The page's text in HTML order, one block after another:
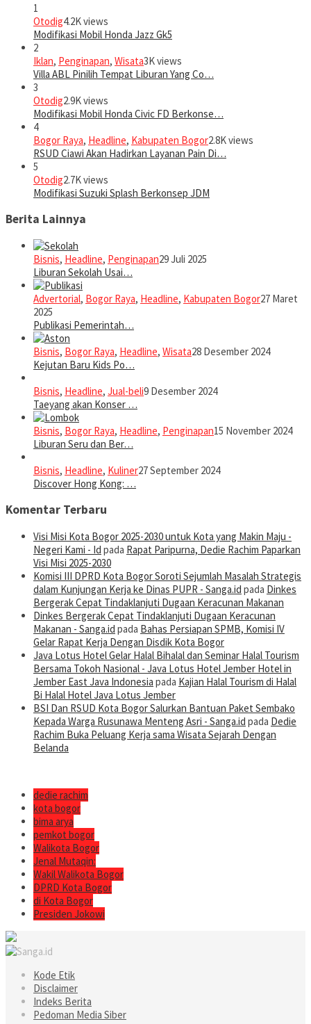
1
Otodig4.2K views
Modifikasi Mobil Honda Jazz Gk5
2
Iklan, Penginapan, Wisata3K views
Villa ABL Pinilih Tempat Liburan Yang Co…
3
Otodig2.9K views
Modifikasi Mobil Honda Civic FD Berkonse…
4
Bogor Raya, Headline, Kabupaten Bogor2.8K views
RSUD Ciawi Akan Hadirkan Layanan Pain Di…
5
Otodig2.7K views
Modifikasi Suzuki Splash Berkonsep JDM
Berita Lainnya
Bisnis, Headline, Penginapan29 Juli 2025
Liburan Sekolah Usai…
Advertorial, Bogor Raya, Headline, Kabupaten Bogor27 Maret
2025
Publikasi Pemerintah…
Bisnis, Bogor Raya, Headline, Wisata28 Desember 2024
Kejutan Baru Kids Po…
Bisnis, Headline, Jual-beli9 Desember 2024
Taeyang akan Konser …
Bisnis, Bogor Raya, Headline, Penginapan15 November 2024
Liburan Seru dan Ber…
Bisnis, Headline, Kuliner27 September 2024
Discover Hong Kong: …
Komentar Terbaru
Visi Misi Kota Bogor 2025-2030 untuk Kota yang Makin Maju -
Negeri Kami - Id pada Rapat Paripurna, Dedie Rachim Paparkan
Visi Misi 2025-2030
Komisi III DPRD Kota Bogor Soroti Sejumlah Masalah Strategis
dalam Kunjungan Kerja ke Dinas PUPR - Sanga.id pada Dinkes
Bergerak Cepat Tindaklanjuti Dugaan Keracunan Makanan
Dinkes Bergerak Cepat Tindaklanjuti Dugaan Keracunan
Makanan - Sanga.id pada Bahas Persiapan SPMB, Komisi IV
Gelar Rapat Kerja Dengan Disdik Kota Bogor
Java Lotus Hotel Gelar Halal Bihalal dan Seminar Halal Tourism
Bersama Tokoh Nasional - Java Lotus Hotel Jember Hotel in
Jember East Java Indonesia pada Kajian Halal Tourism di Halal
Bi Halal Hotel Java Lotus Jember
BSI Dan RSUD Kota Bogor Salurkan Bantuan Paket Sembako
Kepada Warga Rusunawa Menteng Asri - Sanga.id pada Dedie
Rachim Buka Peluang Kerja sama Wisata Sejarah Dengan
Belanda
dedie rachim
kota bogor
bima arya
pemkot bogor
Walikota Bogor
Jenal Mutaqin:
Wakil Walikota Bogor
DPRD Kota Bogor
di Kota Bogor
Presiden Jokowi
Kode Etik
Disclaimer
Indeks Berita
Pedoman Media Siber